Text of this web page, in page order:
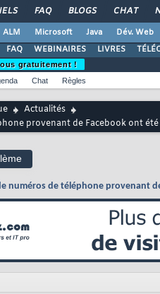
FAQ BLOGS CHAT
ALM Microsoft Java Dév. Web
FAQ WEBINAIRES LIVRES
gratuitement !
Chat Règles
Actualités
provenant de Facebook ont
numéros de téléphone provenant